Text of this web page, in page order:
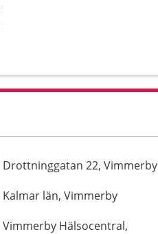
Drottninggatan 22, Vimmerby
Kalmar län, Vimmerby
Vimmerby Hälsocentral,